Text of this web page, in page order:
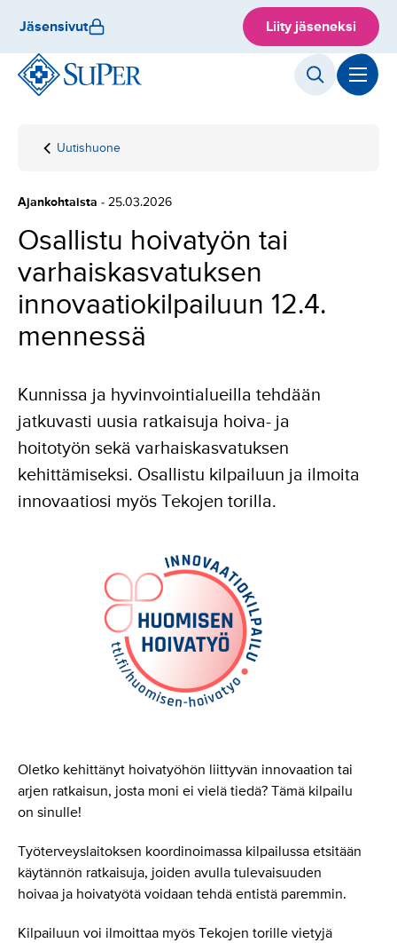
sisältöön
Jäsensivut Liity jäseneksi
Etusivu
Uutishuone
Osallistu hoivatyön
innovaatiokilpailuun
12.4. mennessä
Ajankohtaista - 25.03.2026
Osallistu hoivatyön tai
varhaiskasvatuksen
innovaatiokilpailuun 12.4.
mennessä
Kunnissa ja hyvinvointialueilla tehdään
jatkuvasti uusia ratkaisuja hoiva- ja
hoitotyön sekä varhaiskasvatuksen
kehittämiseksi. Osallistu kilpailuun ja ilmoita
innovaatiosi myös Tekojen torilla.
Oletko kehittänyt hoivatyöhön liittyvän innovaation tai
arjen ratkaisun, josta moni ei vielä tiedä? Tämä kilpailu
on sinulle!
Työterveyslaitoksen koordinoimassa kilpailussa etsitään
käytännön ratkaisuja, joiden avulla tulevaisuuden
hoivaa ja hoivatyötä voidaan tehdä entistä paremmin.
Kilpailuun voi ilmoittaa myös Tekojen torille vietyjä